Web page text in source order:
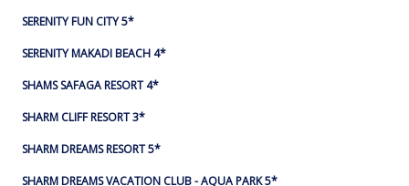
SERENITY FUN CITY 5*
SERENITY MAKADI BEACH 4*
SHAMS SAFAGA RESORT 4*
SHARM CLIFF RESORT 3*
SHARM DREAMS RESORT 5*
SHARM DREAMS VACATION CLUB - AQUA PARK 5*